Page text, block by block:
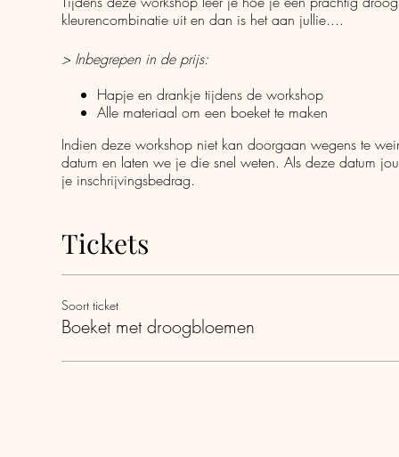
kleurencombinatie uit en dan is het aan jullie....
> Inbegrepen in de prijs:
Hapje en drankje tijdens de workshop
Alle materiaal om een boeket te maken
Indien deze workshop niet kan doorgaan wegens te
datum en laten we je die snel weten. Als deze datum
je inschrijvingsbedrag.
Tickets
Soort ticket
Boeket met droogbloemen